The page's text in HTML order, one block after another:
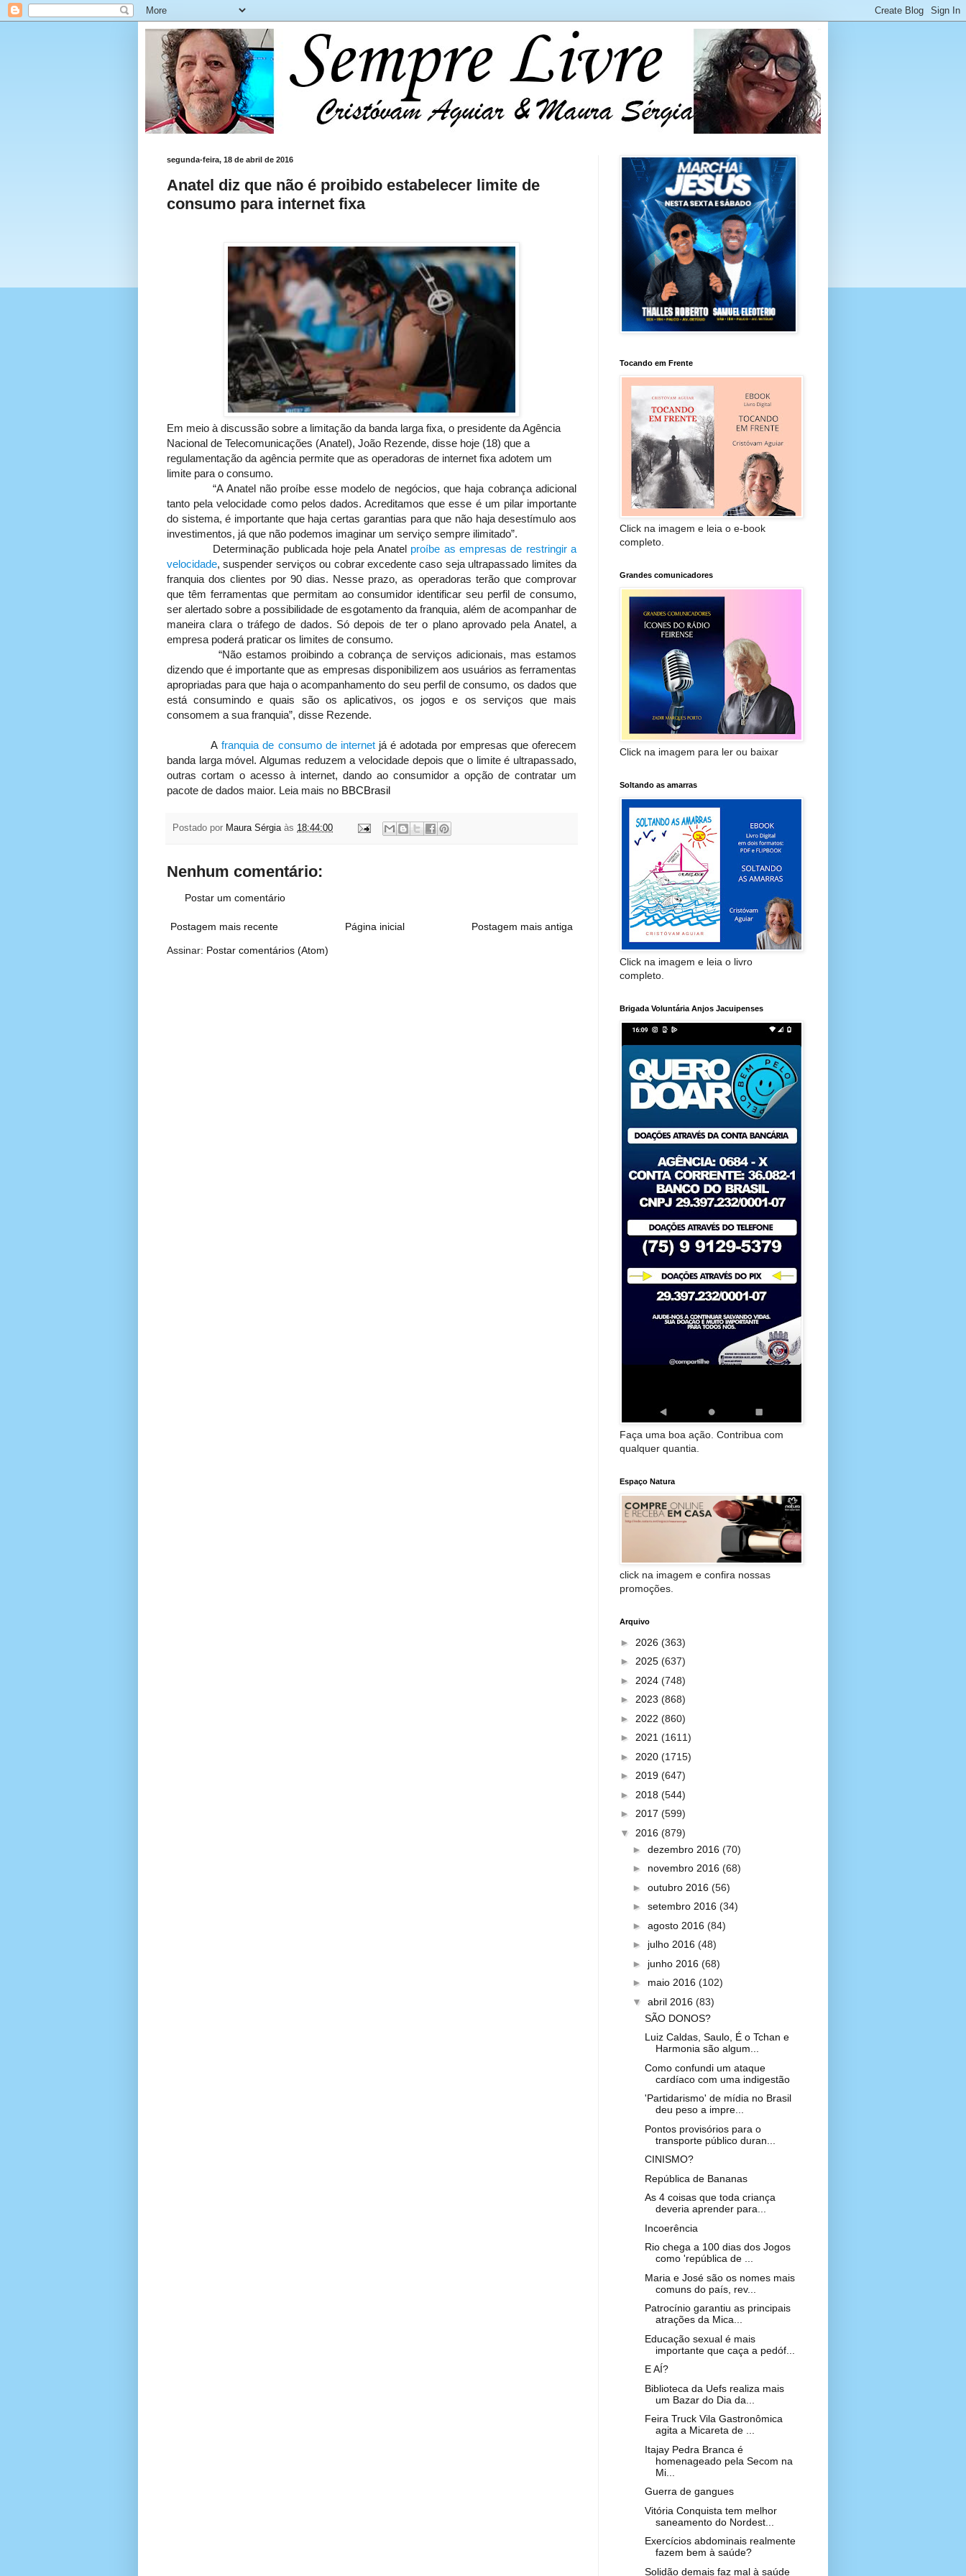
segunda-feira, 18 de abril de 2016
Anatel diz que não é proibido estabelecer limite de
consumo para internet fixa
Em meio à discussão sobre a limitação da banda larga fixa, o presidente da Agência
Nacional de Telecomunicações (Anatel), João Rezende, disse hoje (18) que a
regulamentação da agência permite que as operadoras de internet fixa adotem um
limite para o consumo.
“A Anatel não proíbe esse modelo de negócios, que haja cobrança adicional
tanto pela velocidade como pelos dados. Acreditamos que esse é um pilar importante
do sistema, é importante que haja certas garantias para que não haja desestímulo aos
investimentos, já que não podemos imaginar um serviço sempre ilimitado”.
Determinação publicada hoje pela Anatel proíbe as empresas de restringir a
velocidade, suspender serviços ou cobrar excedente caso seja ultrapassado limites da
franquia dos clientes por 90 dias. Nesse prazo, as operadoras terão que comprovar
que têm ferramentas que permitam ao consumidor identificar seu perfil de consumo,
ser alertado sobre a possibilidade de esgotamento da franquia, além de acompanhar de
maneira clara o tráfego de dados. Só depois de ter o plano aprovado pela Anatel, a
empresa poderá praticar os limites de consumo.
“Não estamos proibindo a cobrança de serviços adicionais, mas estamos
dizendo que é importante que as empresas disponibilizem aos usuários as ferramentas
apropriadas para que haja o acompanhamento do seu perfil de consumo, os dados que
está consumindo e quais são os aplicativos, os jogos e os serviços que mais
consomem a sua franquia”, disse Rezende.
Afranquia de consumo de internetjá é adotada por empresas que oferecem
banda larga móvel. Algumas reduzem a velocidade depois que o limite é ultrapassado,
outras cortam o acesso à internet, dando ao consumidor a opção de contratar um
pacote de dados maior. Leia mais no BBCBrasil
Postado por Maura Sérgia às 18:44:00
Nenhum comentário:
Postar um comentário
Postagem mais recente Postagem mais antiga
Página inicial
Assinar: Postar comentários (Atom)
Tocando em Frente
Click na imagem e leia o e-book
completo.
Grandes comunicadores
Click na imagem para ler ou baixar
Soltando as amarras
Click na imagem e leia o livro
completo.
Brigada Voluntária Anjos Jacuipenses
Faça uma boa ação. Contribua com
qualquer quantia.
Espaço Natura
click na imagem e confira nossas
promoções.
Arquivo
► 2026 (363)
► 2025 (637)
► 2024 (748)
► 2023 (868)
► 2022 (860)
► 2021 (1611)
► 2020 (1715)
► 2019 (647)
► 2018 (544)
► 2017 (599)
▼ 2016 (879)
► dezembro 2016 (70)
► novembro 2016 (68)
► outubro 2016 (56)
► setembro 2016 (34)
► agosto 2016 (84)
► julho 2016 (48)
► junho 2016 (68)
► maio 2016 (102)
▼ abril 2016 (83)
SÃO DONOS?
Luiz Caldas, Saulo, É o Tchan e
Harmonia são algum...
Como confundi um ataque
cardíaco com uma indigestão
'Partidarismo' de mídia no Brasil
deu peso a impre...
Pontos provisórios para o
transporte público duran...
CINISMO?
República de Bananas
As 4 coisas que toda criança
deveria aprender para...
Incoerência
Rio chega a 100 dias dos Jogos
como 'república de ...
Maria e José são os nomes mais
comuns do país, rev...
Patrocínio garantiu as principais
atrações da Mica...
Educação sexual é mais
importante que caça a pedóf...
E AÍ?
Biblioteca da Uefs realiza mais
um Bazar do Dia da...
Feira Truck Vila Gastronômica
agita a Micareta de ...
Itajay Pedra Branca é
homenageado pela Secom na
Mi...
Guerra de gangues
Vitória Conquista tem melhor
saneamento do Nordest...
Exercícios abdominais realmente
fazem bem à saúde?
Solidão demais faz mal à saúde